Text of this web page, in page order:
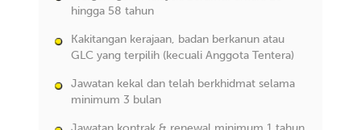
hingga 58 tahun
Kakitangan kerajaan, badan berkanun atau
GLC yang terpilih (kecuali Anggota Tentera)
Jawatan kekal dan telah berkhidmat selama
minimum 3 bulan